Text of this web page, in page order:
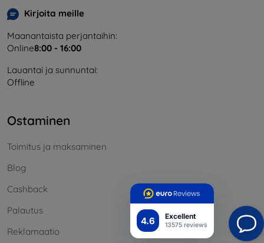
4.6 Excellent
13575 reviews
Kirjoita meille
Maanantaista perjantaihin:
Online8:00 - 16:00
Lauantai ja sunnuntai:
Offline
Ostaminen
Toimitus ja maksaminen
Blog
Cashback
Palautus
Reklamaatio